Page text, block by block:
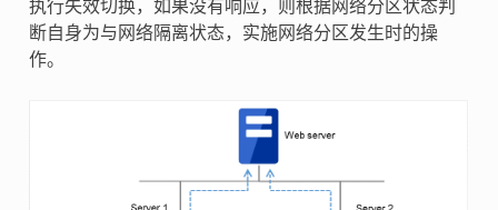
执行失效切换，如果没有响应，则根据网络分区状态判
断自身为与网络隔离状态，实施网络分区发生时的操
作。